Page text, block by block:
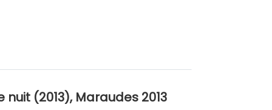
(2013), Maraudes 2013